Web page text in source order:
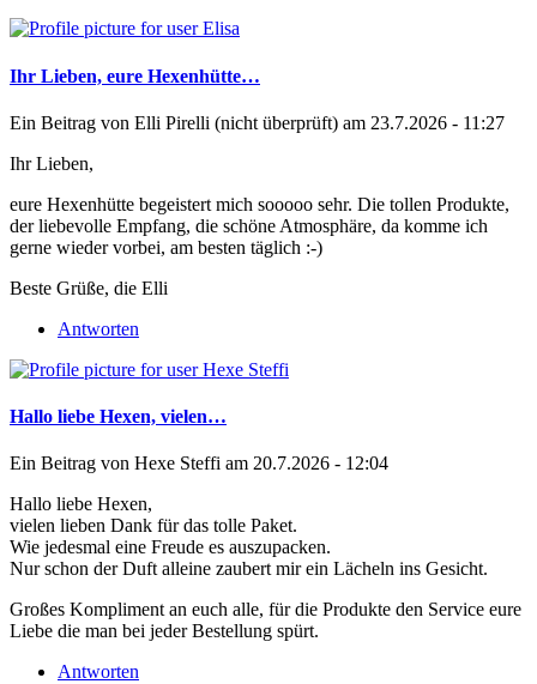
Ihr Lieben, eure Hexenhütte…
Ein Beitrag von Elli Pirelli (nicht überprüft) am 23.7.2026 - 11:27
Ihr Lieben,
eure Hexenhütte begeistert mich sooooo sehr. Die tollen Produkte,
der liebevolle Empfang, die schöne Atmosphäre, da komme ich
gerne wieder vorbei, am besten täglich :-)
Beste Grüße, die Elli
Antworten
Hallo liebe Hexen, vielen…
Ein Beitrag von Hexe Steffi am 20.7.2026 - 12:04
Hallo liebe Hexen,
vielen lieben Dank für das tolle Paket.
Wie jedesmal eine Freude es auszupacken.
Nur schon der Duft alleine zaubert mir ein Lächeln ins Gesicht.
Großes Kompliment an euch alle, für die Produkte den Service eure
Liebe die man bei jeder Bestellung spürt.
Antworten